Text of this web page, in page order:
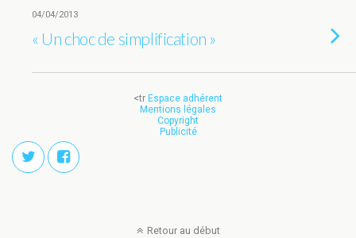
04/04/2013
« Un choc de simplification »
<tr Espace adhérent
Mentions légales
Copyright
Publicité
Retour au début